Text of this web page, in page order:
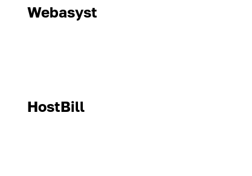
Webasyst
HostBill